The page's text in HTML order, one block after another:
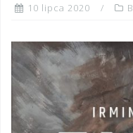
10 lipca 2020